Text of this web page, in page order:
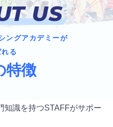
US
ングアカデミーが
る
特徴
知識を持つSTAFFがサポー